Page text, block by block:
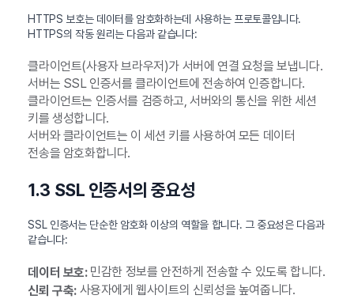
HTTPS 보호는 데이터를 암호화하는데 사용하는 프로토콜입니다.
HTTPS의 작동 원리는 다음과 같습니다:
클라이언트(사용자 브라우저)가 서버에 연결 요청을 보냅니다.
서버는 SSL 인증서를 클라이언트에 전송하여 인증합니다.
클라이언트는 인증서를 검증하고, 서버와의 통신을 위한 세션
키를 생성합니다.
서버와 클라이언트는 이 세션 키를 사용하여 모든 데이터
전송을 암호화합니다.
1.3 SSL 인증서의 중요성
SSL 인증서는 단순한 암호화 이상의 역할을 합니다. 그 중요성은 다음과
같습니다:
데이터 보호:민감한 정보를 안전하게 전송할 수 있도록 합니다.
신뢰 구축:사용자에게 웹사이트의 신뢰성을 높여줍니다.